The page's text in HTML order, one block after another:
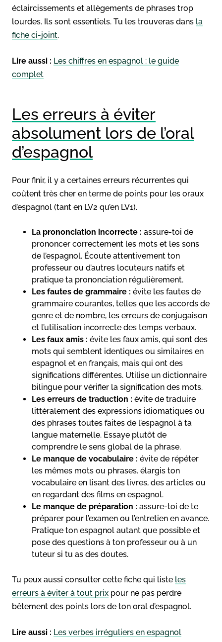
éclaircissements et allègements de phrases trop
lourdes. Ils sont essentiels. Tu les trouveras dans la
fiche ci-joint.
Lire aussi : Les chiffres en espagnol : le guide
complet
Les erreurs à éviter
absolument lors de l’oral
d’espagnol
Pour finir, il y a certaines erreurs récurrentes qui
coûtent très cher en terme de points pour les oraux
d’espagnol (tant en LV2 qu’en LV1).
La prononciation incorrecte : assure-toi de
prononcer correctement les mots et les sons
de l’espagnol. Écoute attentivement ton
professeur ou d’autres locuteurs natifs et
pratique ta prononciation régulièrement.
Les fautes de grammaire : évite les fautes de
grammaire courantes, telles que les accords de
genre et de nombre, les erreurs de conjugaison
et l’utilisation incorrecte des temps verbaux.
Les faux amis : évite les faux amis, qui sont des
mots qui semblent identiques ou similaires en
espagnol et en français, mais qui ont des
significations différentes. Utilise un dictionnaire
bilingue pour vérifier la signification des mots.
Les erreurs de traduction : évite de traduire
littéralement des expressions idiomatiques ou
des phrases toutes faites de l’espagnol à ta
langue maternelle. Essaye plutôt de
comprendre le sens global de la phrase.
Le manque de vocabulaire : évite de répéter
les mêmes mots ou phrases. élargis ton
vocabulaire en lisant des livres, des articles ou
en regardant des films en espagnol.
Le manque de préparation : assure-toi de te
préparer pour l’examen ou l’entretien en avance.
Pratique ton espagnol autant que possible et
pose des questions à ton professeur ou à un
tuteur si tu as des doutes.
Tu peux aussi consulter cette fiche qui liste les
erreurs à éviter à tout prix pour ne pas perdre
bêtement des points lors de ton oral d’espagnol.
Lire aussi : Les verbes irréguliers en espagnol